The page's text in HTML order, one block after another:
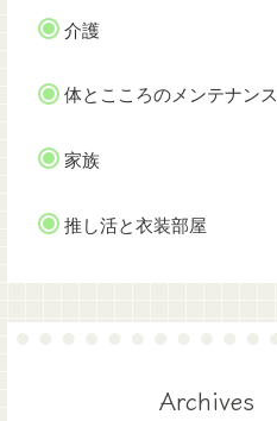
介護
体とこころのメンテナンス
家族
推し活と衣装部屋
Archives